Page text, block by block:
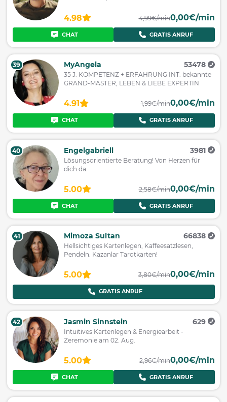
4.98 4,99€/min0,00€/min
CHAT GRATIS ANRUF
39 MyAngela 53478
35 J. KOMPETENZ + ERFAHRUNG INT. bekannte
GRAND-MASTER, LEBEN & LIEBE EXPERTIN
4.91 1,99€/min0,00€/min
CHAT GRATIS ANRUF
40 Engelgabriell 3981
Lösungsorientierte Beratung! Von Herzen für
dich da.
5.00 2,58€/min0,00€/min
CHAT GRATIS ANRUF
41 Mimoza Sultan 66838
Hellsichtiges Kartenlegen, Kaffeesatzlesen,
Pendeln. Kazanlar Tarotkarten!
5.00 3,80€/min0,00€/min
GRATIS ANRUF
42 Jasmin Sinnstein 629
Intuitives Kartenlegen & Energiearbeit -
Zeremonie am 02. Aug.
5.00 2,96€/min0,00€/min
CHAT GRATIS ANRUF